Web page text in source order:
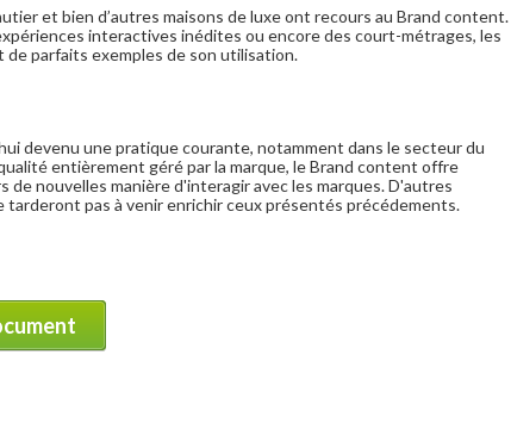
et bien d’autres maisons de luxe ont recours au Brand content.
interactives inédites ou encore des court-métrages, les
de parfaits exemples de son utilisation.
devenu une pratique courante, notamment dans le secteur du
entièrement géré par la marque, le Brand content offre
de nouvelles manière d'interagir avec les marques. D'autres
tarderont pas à venir enrichir ceux présentés précédements.